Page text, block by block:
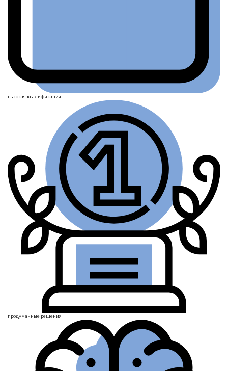
высокая квалификация
продуманные решения